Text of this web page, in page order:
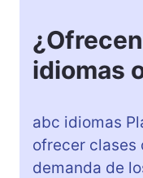
idiomas
abc idiomas
ofrecer clases
demanda de